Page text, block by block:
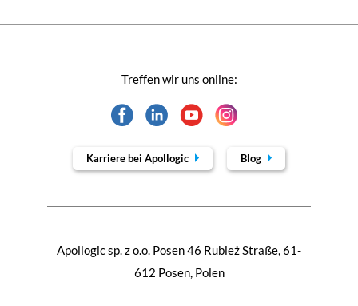
Apollogic sp. z o.o. Posen 46 Rubież Straße, 61-
612 Posen, Polen
Treffen wir uns online:
Karriere bei Apollogic Blog